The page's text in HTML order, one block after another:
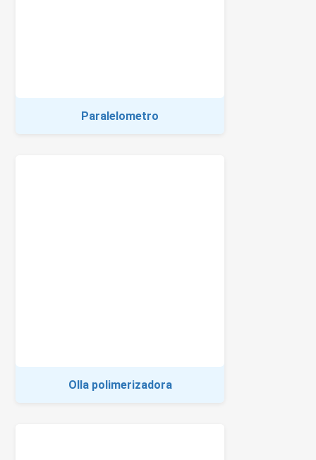
Paralelometro
Olla polimerizadora